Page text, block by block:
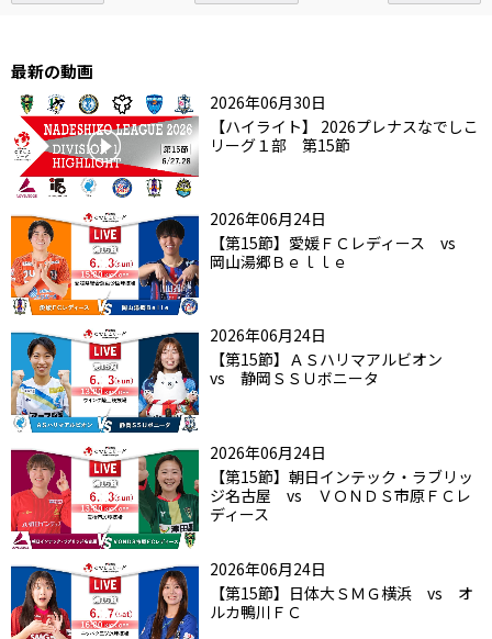
最新の動画
2026年06月30日
【ハイライト】 2026プレナスなでしこ
リーグ１部 第15節
2026年06月24日
【第15節】愛媛ＦＣレディース vs
岡山湯郷Ｂｅｌｌｅ
2026年06月24日
【第15節】ＡＳハリマアルビオン
vs 静岡ＳＳＵボニータ
2026年06月24日
【第15節】朝日インテック・ラブリッ
ジ名古屋 vs ＶＯＮＤＳ市原ＦＣレ
ディース
2026年06月24日
【第15節】日体大ＳＭＧ横浜 vs オ
ルカ鴨川ＦＣ